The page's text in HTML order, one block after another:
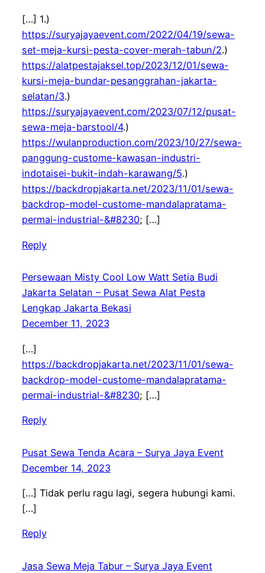
[…] 1.)
https://suryajayaevent.com/2022/04/19/sewa-
set-meja-kursi-pesta-cover-merah-tabun/2.)
https://alatpestajaksel.top/2023/12/01/sewa-
kursi-meja-bundar-pesanggrahan-jakarta-
selatan/3.)
https://suryajayaevent.com/2023/07/12/pusat-
sewa-meja-barstool/4.)
https://wulanproduction.com/2023/10/27/sewa-
panggung-custome-kawasan-industri-
indotaisei-bukit-indah-karawang/5.)
https://backdropjakarta.net/2023/11/01/sewa-
backdrop-model-custome-mandalapratama-
permai-industrial-&#8230; […]
Reply
Persewaan Misty Cool Low Watt Setia Budi
Jakarta Selatan – Pusat Sewa Alat Pesta
Lengkap Jakarta Bekasi
December 11, 2023
[…]
https://backdropjakarta.net/2023/11/01/sewa-
backdrop-model-custome-mandalapratama-
permai-industrial-&#8230; […]
Reply
Pusat Sewa Tenda Acara – Surya Jaya Event
December 14, 2023
[…] Tidak perlu ragu lagi, segera hubungi kami.
[…]
Reply
Jasa Sewa Meja Tabur – Surya Jaya Event